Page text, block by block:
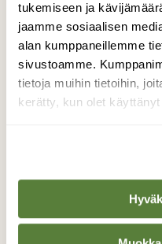
tukemiseen ja
jaamme sosiaalisen
alan kumppaneillemme
sivustoamme.
tietoja muihin tietoihin,
kerätty, kun olet
Hirvet
Hirvetkin
Valokuvaaja: Irja